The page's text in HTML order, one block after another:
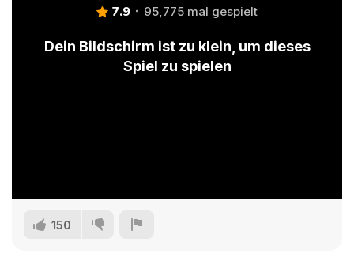
7.9 95,775 mal gespielt
Dein Bildschirm ist zu klein, um dieses
Spiel zu spielen
150